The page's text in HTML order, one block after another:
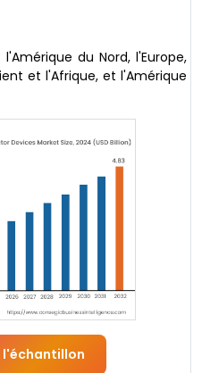
du Nord, l'Europe,
et l'Afrique, et l'Amérique
l'échantillon